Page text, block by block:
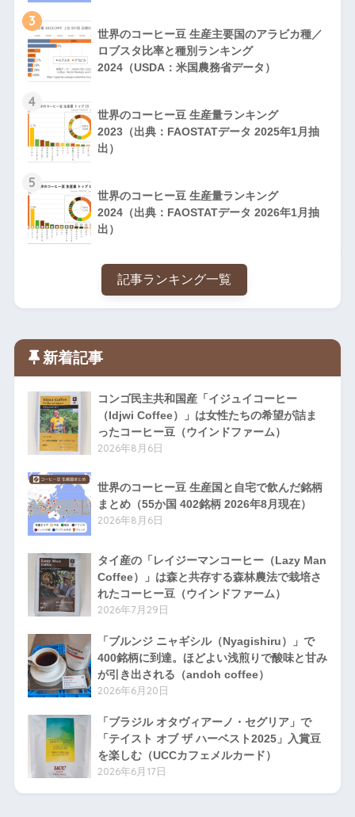
3
世界のコーヒー豆 生産主要国のアラビカ種／
ロブスタ比率と種別ランキング
2024（USDA：米国農務省データ）
4
世界のコーヒー豆 生産量ランキング
2023（出典：FAOSTATデータ 2025年1月抽
出）
5
世界のコーヒー豆 生産量ランキング
2024（出典：FAOSTATデータ 2026年1月抽
出）
記事ランキング一覧
新着記事
コンゴ民主共和国産「イジュイコーヒー
（Idjwi Coffee）」は女性たちの希望が詰ま
ったコーヒー豆（ウインドファーム）
2026年8月6日
世界のコーヒー豆 生産国と自宅で飲んだ銘柄
まとめ（55か国 402銘柄 2026年8月現在）
2026年8月6日
タイ産の「レイジーマンコーヒー（Lazy Man
Coffee）」は森と共存する森林農法で栽培さ
れたコーヒー豆（ウインドファーム）
2026年7月29日
「ブルンジ ニャギシル（Nyagishiru）」で
400銘柄に到達。ほどよい浅煎りで酸味と甘み
が引き出される（andoh coffee）
2026年6月20日
「ブラジル オタヴィアーノ・セグリア」で
「テイスト オブ ザ ハーベスト2025」入賞豆
を楽しむ（UCCカフェメルカード）
2026年6月17日